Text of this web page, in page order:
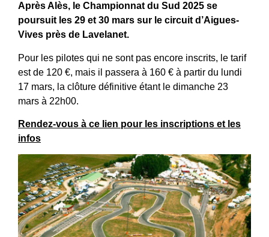
Après Alès, le Championnat du Sud 2025 se
poursuit les 29 et 30 mars sur le circuit d’Aigues-
Vives près de Lavelanet.
Pour les pilotes qui ne sont pas encore inscrits, le tarif
est de 120 €, mais il passera à 160 € à partir du lundi
17 mars, la clôture définitive étant le dimanche 23
mars à 22h00.
Rendez-vous à ce lien pour les inscriptions et les
infos